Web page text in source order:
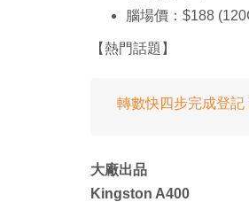
腦場價：$188
【熱門話題】
轉數快四步完成登記
大廠出品
Kingston A400